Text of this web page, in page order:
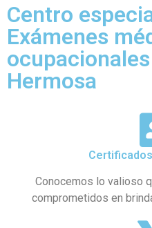
Centro
Exámenes
Hermosa
Conocemos lo valioso
comprometidos en